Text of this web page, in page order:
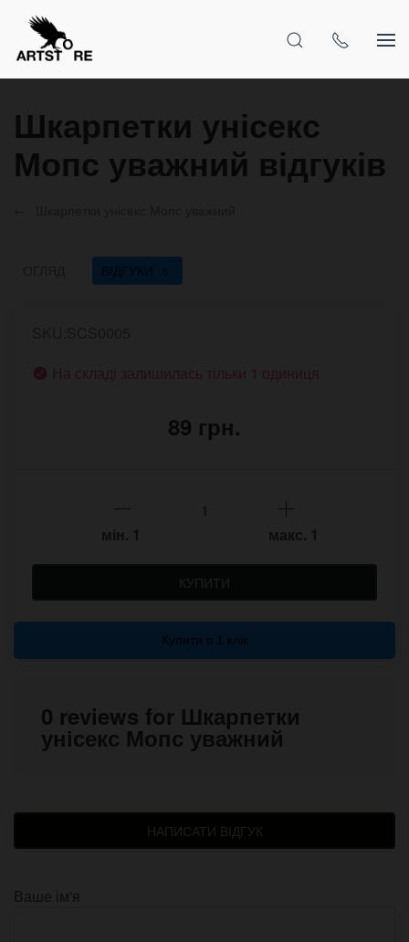
Шкарпетки унісекс
Мопс уважний відгуків
ВІДГУКИ 0
На складі залишилась тільки 1 одиниця
89 грн.
мін. 1 макс. 1
КУПИТИ
Купити в 1 клік
0 reviews for Шкарпетки
унісекс Мопс уважний
НАПИСАТИ ВІДГУК
Ваше ім'я